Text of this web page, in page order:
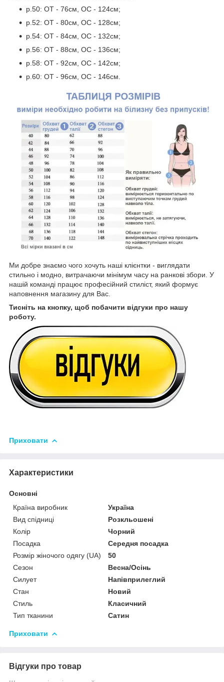
р.50: ОТ - 76см, ОС - 124см;
р.52: ОТ - 80см, ОС - 128см;
р.54: ОТ - 84см, ОС - 132см;
р.56: ОТ - 88см, ОС - 136см;
р.58: ОТ - 92см, ОС - 142см;
р.60: ОТ - 96см, ОС - 146см.
Ми добре знаємо чого хочуть наші клієнтки - виглядати
стильно і модно, витрачаючи мінімум часу на ранкові збори. У
нашій команді працює професійний стиліст, який формує
наповнення магазину для Вас.
Тисніть на кнопку, щоб побачити відгуки про нашу
роботу.
Приховати
Характеристики
Основні
Країна виробник
Україна
Вид спідниці
Розкльошені
Колір
Чорний
Посадка
Середня посадка
Розмір жіночого одягу (UA)
50
Сезон
Весна/Осінь
Силует
Напівприлеглий
Стан
Новий
Стиль
Класичний
Тип тканини
Сатин
Приховати
Відгуки про товар